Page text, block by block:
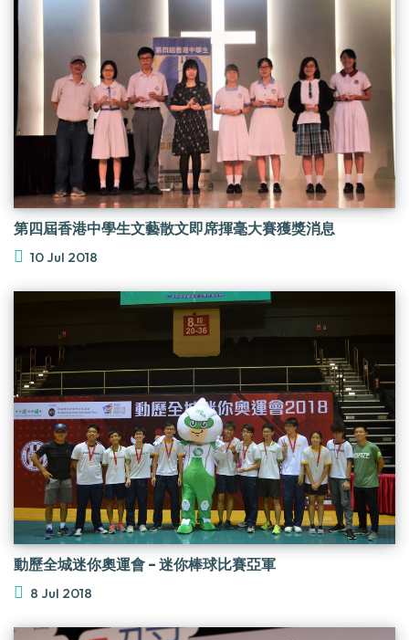
第四屆香港中學生文藝散文即席揮毫大賽獲獎消息
10 Jul 2018
動歷全城迷你奧運會 - 迷你棒球比賽亞軍
8 Jul 2018